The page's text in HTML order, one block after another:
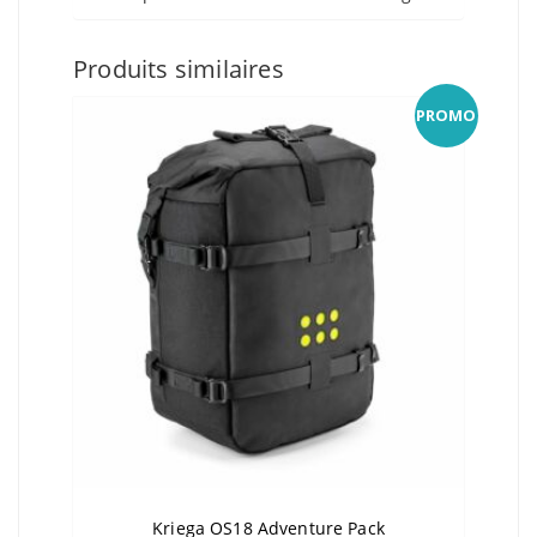
Produits similaires
PROMO
Kriega OS18 Adventure Pack